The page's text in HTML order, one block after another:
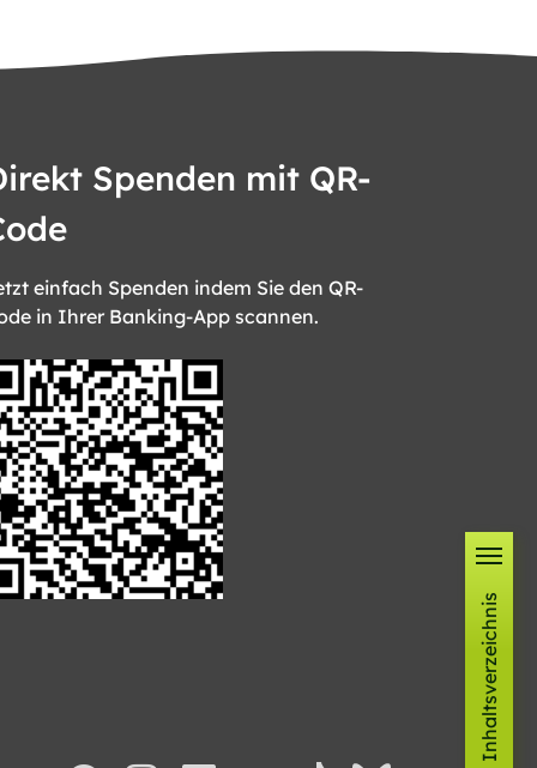
Spenden mit QR-
einfach Spenden indem Sie den QR-
in Ihrer Banking-App scannen.
Inhaltsverzeichnis